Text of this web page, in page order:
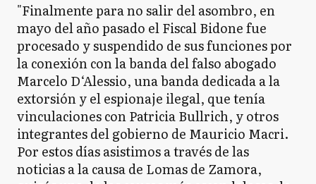
"Finalmente para no salir del asombro, en
mayo del año pasado el Fiscal Bidone fue
procesado y suspendido de sus funciones por
la conexión con la banda del falso abogado
Marcelo D‘Alessio, una banda dedicada a la
extorsión y el espionaje ilegal, que tenía
vinculaciones con Patricia Bullrich, y otros
integrantes del gobierno de Mauricio Macri.
Por estos días asistimos a través de las
noticias a la causa de Lomas de Zamora,